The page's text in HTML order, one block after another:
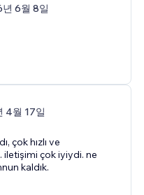
6월 8일
4월 17일
çok hızlı ve
çok iyiydi. ne
kaldık.